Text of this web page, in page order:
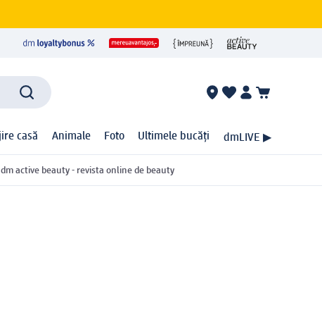
casă Animale Foto Ultimele bucăți dmLIVE ▶
dm active beauty - revista online de beauty